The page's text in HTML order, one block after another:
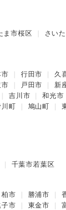
ま市桜区
さい
市 行田市
久
市 戸田市
新
吉川市
和光市
川町 鳩山町
千葉市若葉区
柏市 勝浦市
子市 東金市